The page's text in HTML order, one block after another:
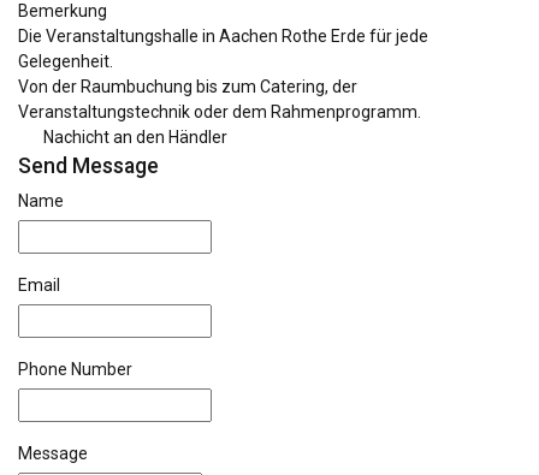
Bemerkung
Die Veranstaltungshalle in Aachen Rothe Erde für jede
Gelegenheit.
Von der Raumbuchung bis zum Catering, der
Veranstaltungstechnik oder dem Rahmenprogramm.
Nachicht an den Händler
Send Message
Name
Email
Phone Number
Message